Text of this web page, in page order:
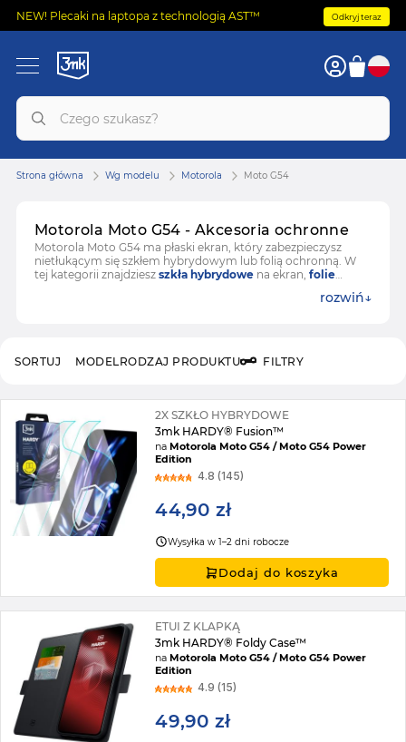
NEW! Plecaki na laptopa z technologią AST™ Odkryj teraz
Motorola Moto G54 - Akcesoria ochronne
Motorola Moto G54 ma płaski ekran, który zabezpieczysz
nietłukącym się szkłem hybrydowym lub folią ochronną. W
tej kategorii znajdziesz szkła hybrydowe na ekran, folie
akcesoria 3mk pasują zarówno do Moto G54, jak i Moto G54
rozwiń
Strona główna Wg modelu Motorola Moto G54
MODELRODZAJ PRODUKTU FILTRY
SORTUJ
2X SZKŁO HYBRYDOWE
3mk HARDY® Fusion™
naMotorola Moto G54 / Moto G54 Power
Edition
4.8 (145)
44,90 zł
Wysyłka w 1–2 dni robocze
Dodaj do koszyka
ETUI Z KLAPKĄ
3mk HARDY® Foldy Case™
naMotorola Moto G54 / Moto G54 Power
Edition
4.9 (15)
49,90 zł